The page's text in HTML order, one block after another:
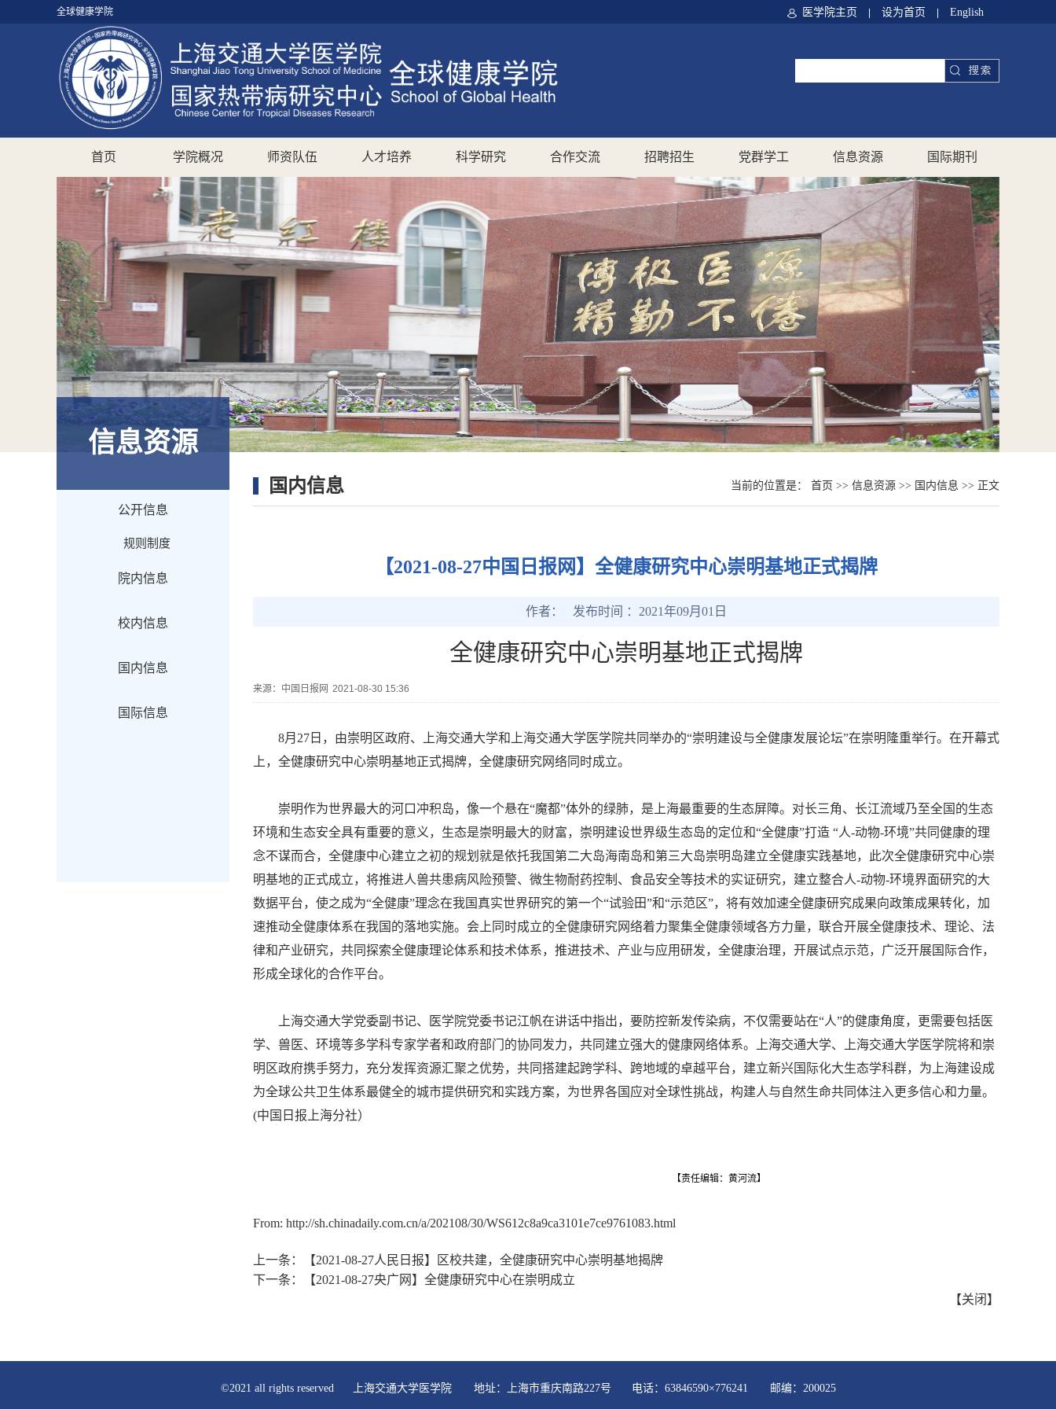
全球健康学院 医学院主页 设为首页 English
首页 学院概况 师资队伍 人才培养 科学研究 合作交流 招聘招生 党群学工 信息资源 国际期刊
信息资源
公开信息
规则制度
院内信息
校内信息
国内信息
国际信息
国内信息 当前的位置是： 首页 >> 信息资源 >> 国内信息 >> 正文
【2021-08-27中国日报网】全健康研究中心崇明基地正式揭牌
作者： 发布时间 ：2021年09月01日
全健康研究中心崇明基地正式揭牌
来源： 中国日报网 2021-08-30 15:36
8月27日，由崇明区政府、上海交通大学和上海交通大学医学院共同举办的“崇明建设与全健康发展论坛”在崇明隆重举行。在开幕式
上，全健康研究中心崇明基地正式揭牌，全健康研究网络同时成立。
崇明作为世界最大的河口冲积岛，像一个悬在“魔都”体外的绿肺，是上海最重要的生态屏障。对长三角、长江流域乃至全国的生态
环境和生态安全具有重要的意义，生态是崇明最大的财富，崇明建设世界级生态岛的定位和“全健康”打造 “人-动物-环境”共同健康的理
念不谋而合，全健康中心建立之初的规划就是依托我国第二大岛海南岛和第三大岛崇明岛建立全健康实践基地，此次全健康研究中心崇
明基地的正式成立，将推进人兽共患病风险预警、微生物耐药控制、食品安全等技术的实证研究，建立整合人-动物-环境界面研究的大
数据平台，使之成为“全健康”理念在我国真实世界研究的第一个“试验田”和“示范区”，将有效加速全健康研究成果向政策成果转化，加
速推动全健康体系在我国的落地实施。会上同时成立的全健康研究网络着力聚集全健康领域各方力量，联合开展全健康技术、理论、法
律和产业研究，共同探索全健康理论体系和技术体系，推进技术、产业与应用研发，全健康治理，开展试点示范，广泛开展国际合作，
形成全球化的合作平台。
上海交通大学党委副书记、医学院党委书记江帆在讲话中指出，要防控新发传染病，不仅需要站在“人”的健康角度，更需要包括医
学、兽医、环境等多学科专家学者和政府部门的协同发力，共同建立强大的健康网络体系。上海交通大学、上海交通大学医学院将和崇
明区政府携手努力，充分发挥资源汇聚之优势，共同搭建起跨学科、跨地域的卓越平台，建立新兴国际化大生态学科群，为上海建设成
为全球公共卫生体系最健全的城市提供研究和实践方案，为世界各国应对全球性挑战，构建人与自然生命共同体注入更多信心和力量。
(中国日报上海分社）
【责任编辑：黄河流】
From: http://sh.chinadaily.com.cn/a/202108/30/WS612c8a9ca3101e7ce9761083.html
上一条：
【2021-08-27人民日报】区校共建，全健康研究中心崇明基地揭牌
下一条：
【2021-08-27央广网】全健康研究中心在崇明成立
【关闭 】
©2021 all rights reserved 上海交通大学医学院 地址：上海市重庆南路227号 电话：63846590×776241 邮编：200025